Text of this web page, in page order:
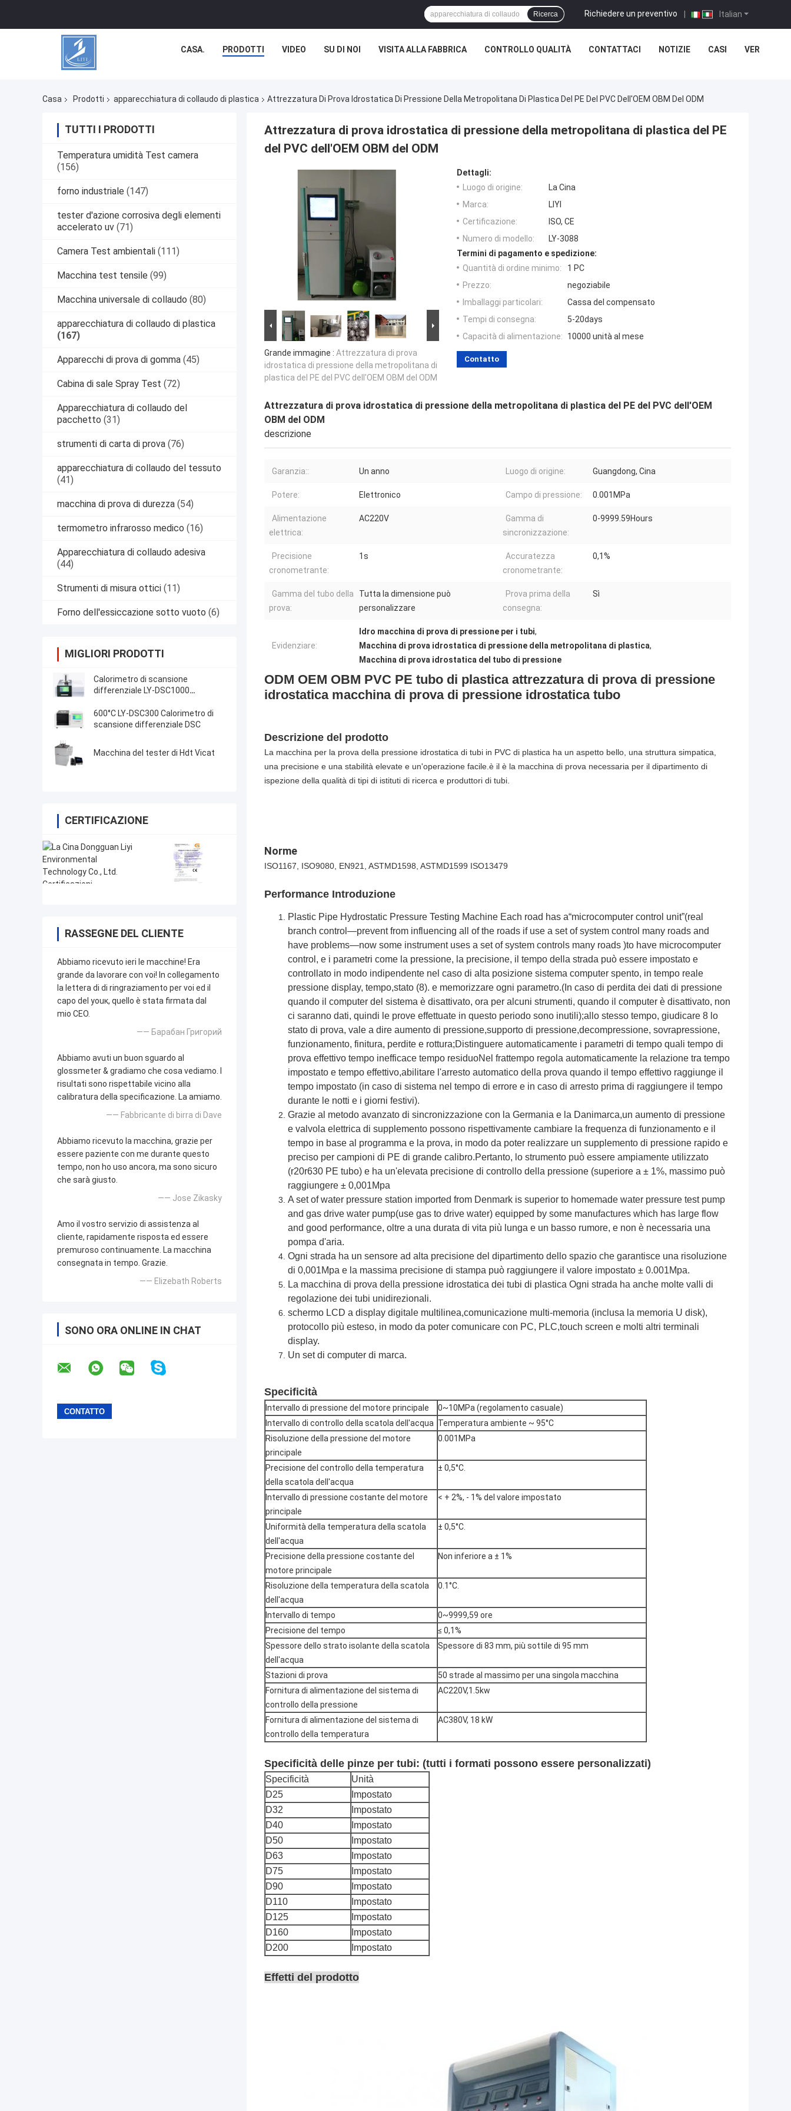
Italian
Richiedere un preventivo |
Ricerca
CASA. PRODOTTI VIDEO SU DI NOI VISITA ALLA FABBRICA CONTROLLO QUALITÀ CONTATTACI NOTIZIE CASI VER
Casa Prodotti apparecchiatura di collaudo di plastica Attrezzatura Di Prova Idrostatica Di Pressione Della Metropolitana Di Plastica Del PE Del PVC Dell'OEM OBM Del ODM
TUTTI I PRODOTTI
Temperatura umidità Test camera
(156)
forno industriale (147)
tester d'azione corrosiva degli elementi
accelerato uv (71)
Camera Test ambientali (111)
Macchina test tensile (99)
Macchina universale di collaudo (80)
apparecchiatura di collaudo di plastica
(167)
Apparecchi di prova di gomma (45)
Cabina di sale Spray Test (72)
Apparecchiatura di collaudo del
pacchetto (31)
strumenti di carta di prova (76)
apparecchiatura di collaudo del tessuto
(41)
macchina di prova di durezza (54)
termometro infrarosso medico (16)
Apparecchiatura di collaudo adesiva
(44)
Strumenti di misura ottici (11)
Forno dell'essiccazione sotto vuoto (6)
MIGLIORI PRODOTTI
Calorimetro di scansione
differenziale LY-DSC1000
600°C LY-DSC300 Calorimetro di
scansione differenziale DSC
Macchina del tester di Hdt Vicat
CERTIFICAZIONE
RASSEGNE DEL CLIENTE
Abbiamo ricevuto ieri le macchine! Era
grande da lavorare con voi! In collegamento
la lettera di di ringraziamento per voi ed il
capo del youк, quello è stata firmata dal
mio CEO.
—— Барабан Григорий
Abbiamo avuti un buon sguardo al
glossmeter & gradiamo che cosa vediamo. I
risultati sono rispettabile vicino alla
calibratura della specificazione. La amiamo.
—— Fabbricante di birra di Dave
Abbiamo ricevuto la macchina, grazie per
essere paziente con me durante questo
tempo, non ho uso ancora, ma sono sicuro
che sarà giusto.
—— Jose Zikasky
Amo il vostro servizio di assistenza al
cliente, rapidamente risposta ed essere
premuroso continuamente. La macchina
consegnata in tempo. Grazie.
—— Elizebath Roberts
SONO ORA ONLINE IN CHAT
Attrezzatura di prova idrostatica di pressione della metropolitana di plastica del PE
del PVC dell'OEM OBM del ODM
Grande immagine : Attrezzatura di prova
idrostatica di pressione della metropolitana di
plastica del PE del PVC dell'OEM OBM del ODM
Dettagli:
Luogo di origine:
La Cina
Marca:
LIYI
Certificazione:
ISO, CE
Numero di modello:
LY-3088
Termini di pagamento e spedizione:
Quantità di ordine minimo:
1 PC
Prezzo:
negoziabile
Imballaggi particolari:
Cassa del compensato
Tempi di consegna:
5-20days
Capacità di alimentazione:
10000 unità al mese
Contatto
Attrezzatura di prova idrostatica di pressione della metropolitana di plastica del PE del PVC dell'OEM
OBM del ODM
descrizione
Garanzia:: Un anno Luogo di origine: Guangdong, Cina
Potere: Elettronico Campo di pressione: 0.001MPa
Alimentazione
elettrica:
AC220V
Gamma di
sincronizzazione:
0-9999.59Hours
Precisione
cronometrante:
1s
Accuratezza
cronometrante:
0,1%
Gamma del tubo della
prova:
Tutta la dimensione può
personalizzare
Prova prima della
consegna:
Sì
Evidenziare:
Idro macchina di prova di pressione per i tubi,
Macchina di prova idrostatica di pressione della metropolitana di plastica,
Macchina di prova idrostatica del tubo di pressione
ODM OEM OBM PVC PE tubo di plastica attrezzatura di prova di pressione
idrostatica macchina di prova di pressione idrostatica tubo
Descrizione del prodotto
La macchina per la prova della pressione idrostatica di tubi in PVC di plastica ha un aspetto bello, una struttura simpatica,
una precisione e una stabilità elevate e un'operazione facile.è il è la macchina di prova necessaria per il dipartimento di
ispezione della qualità di tipi di istituti di ricerca e produttori di tubi.
Norme
ISO1167, ISO9080, EN921, ASTMD1598, ASTMD1599 ISO13479
Performance Introduzione
Plastic Pipe Hydrostatic Pressure Testing Machine Each road has a“microcomputer control unit”(real
branch control—prevent from influencing all of the roads if use a set of system control many roads and
have problems—now some instrument uses a set of system controls many roads )to have microcomputer
control, e i parametri come la pressione, la precisione, il tempo della strada può essere impostato e
controllato in modo indipendente nel caso di alta posizione sistema computer spento, in tempo reale
pressione display, tempo,stato (8). e memorizzare ogni parametro.(In caso di perdita dei dati di pressione
quando il computer del sistema è disattivato, ora per alcuni strumenti, quando il computer è disattivato, non
ci saranno dati, quindi le prove effettuate in questo periodo sono inutili);allo stesso tempo, giudicare 8 lo
stato di prova, vale a dire aumento di pressione,supporto di pressione,decompressione, sovrapressione,
funzionamento, finitura, perdite e rottura;Distinguere automaticamente i parametri di tempo quali tempo di
prova effettivo tempo inefficace tempo residuoNel frattempo regola automaticamente la relazione tra tempo
impostato e tempo effettivo,abilitare l'arresto automatico della prova quando il tempo effettivo raggiunge il
tempo impostato (in caso di sistema nel tempo di errore e in caso di arresto prima di raggiungere il tempo
durante le notti e i giorni festivi).
Grazie al metodo avanzato di sincronizzazione con la Germania e la Danimarca,un aumento di pressione
e valvola elettrica di supplemento possono rispettivamente cambiare la frequenza di funzionamento e il
tempo in base al programma e la prova, in modo da poter realizzare un supplemento di pressione rapido e
preciso per campioni di PE di grande calibro.Pertanto, lo strumento può essere ampiamente utilizzato
(r20r630 PE tubo) e ha un'elevata precisione di controllo della pressione (superiore a ± 1%, massimo può
raggiungere ± 0,001Mpa
A set of water pressure station imported from Denmark is superior to homemade water pressure test pump
and gas drive water pump(use gas to drive water) equipped by some manufactures which has large flow
and good performance, oltre a una durata di vita più lunga e un basso rumore, e non è necessaria una
pompa d'aria.
Ogni strada ha un sensore ad alta precisione del dipartimento dello spazio che garantisce una risoluzione
di 0,001Mpa e la massima precisione di stampa può raggiungere il valore impostato ± 0.001Mpa.
La macchina di prova della pressione idrostatica dei tubi di plastica Ogni strada ha anche molte valli di
regolazione dei tubi unidirezionali.
schermo LCD a display digitale multilinea,comunicazione multi-memoria (inclusa la memoria U disk),
protocollo più esteso, in modo da poter comunicare con PC, PLC,touch screen e molti altri terminali
display.
Un set di computer di marca.
Specificità
Intervallo di pressione del motore principale
0~10MPa (regolamento casuale)
Intervallo di controllo della scatola dell'acqua Temperatura ambiente ~ 95°C
Risoluzione della pressione del motore
principale
0.001MPa
Precisione del controllo della temperatura
della scatola dell'acqua
± 0,5°C.
Intervallo di pressione costante del motore
principale
< + 2%, - 1% del valore impostato
Uniformità della temperatura della scatola
dell'acqua
± 0,5°C.
Precisione della pressione costante del
motore principale
Non inferiore a ± 1%
Risoluzione della temperatura della scatola
dell'acqua
0.1°C.
Intervallo di tempo
0~9999,59 ore
Precisione del tempo
≤ 0,1%
Spessore dello strato isolante della scatola
dell'acqua
Spessore di 83 mm, più sottile di 95 mm
Stazioni di prova
50 strade al massimo per una singola macchina
Fornitura di alimentazione del sistema di
controllo della pressione
AC220V,1.5kw
Fornitura di alimentazione del sistema di
controllo della temperatura
AC380V, 18 kW
Specificità delle pinze per tubi: (tutti i formati possono essere personalizzati)
Specificità
Unità
D25
Impostato
D32
Impostato
D40
Impostato
D50
Impostato
D63
Impostato
D75
Impostato
D90
Impostato
D110
Impostato
D125
Impostato
D160
Impostato
D200
Impostato
Effetti del prodotto